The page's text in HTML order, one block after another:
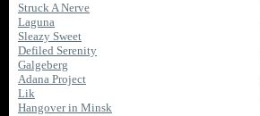
Struck A Nerve
Laguna
Sleazy Sweet
Defiled Serenity
Galgeberg
Adana Project
Lik
Hangover in Minsk